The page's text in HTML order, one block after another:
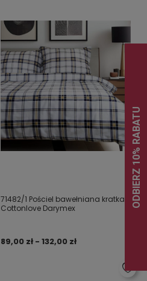
71482/1 Pościel bawełniana kratka
Cottonlove Darymex
89,00 zł - 132,00 zł